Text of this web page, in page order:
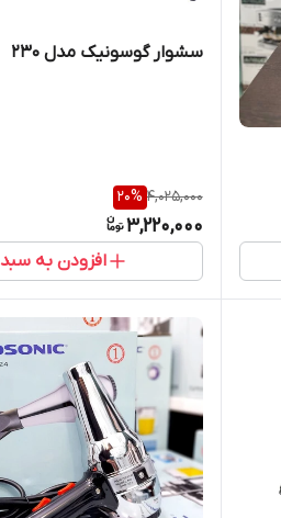
سشوار گوسونیک مدل 230
4,025,000
20%
3,220,000
افزودن به سبد